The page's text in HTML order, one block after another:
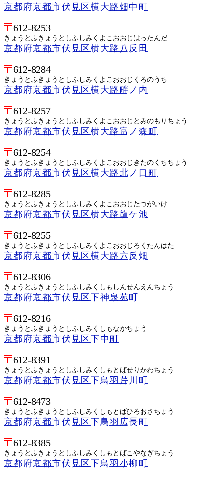
京都府京都市伏見区横大路畑中町
612-8253
きょうとふきょうとしふしみくよこおおじはったんだ
京都府京都市伏見区横大路八反田
612-8284
きょうとふきょうとしふしみくよこおおじくろのうち
京都府京都市伏見区横大路畔ノ内
612-8257
きょうとふきょうとしふしみくよこおおじとみのもりちょう
京都府京都市伏見区横大路富ノ森町
612-8254
きょうとふきょうとしふしみくよこおおじきたのくちちょう
京都府京都市伏見区横大路北ノ口町
612-8285
きょうとふきょうとしふしみくよこおおじたつがいけ
京都府京都市伏見区横大路龍ケ池
612-8255
きょうとふきょうとしふしみくよこおおじろくたんはた
京都府京都市伏見区横大路六反畑
612-8306
きょうとふきょうとしふしみくしもしんせんえんちょう
京都府京都市伏見区下神泉苑町
612-8216
きょうとふきょうとしふしみくしもなかちょう
京都府京都市伏見区下中町
612-8391
きょうとふきょうとしふしみくしもとばせりかわちょう
京都府京都市伏見区下鳥羽芹川町
612-8473
きょうとふきょうとしふしみくしもとばひろおさちょう
京都府京都市伏見区下鳥羽広長町
612-8385
きょうとふきょうとしふしみくしもとばこやなぎちょう
京都府京都市伏見区下鳥羽小柳町